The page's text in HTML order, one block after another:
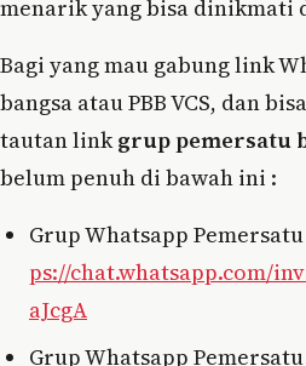
menarik yang bisa dinikmati
Bagi yang mau gabung link
bangsa atau PBB VCS, dan
tautan linkgrup pemersatu
belum penuh di bawah ini :
Grup Whatsapp Pemersatu
ps://chat.whatsapp.com/
aJcgA
Grup Whatsapp Pemersatu